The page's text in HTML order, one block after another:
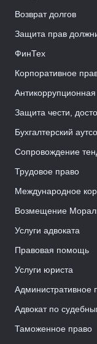
Возврат долгов
Защита прав
ФинТех
Корпоративное
Антикоррупционная
Защита чести,
Бухгалтерский
Сопровождение
Трудовое право
Международное
Возмещение
Услуги адвоката
Правовая помощь
Услуги юриста
Административное
Адвокат по
Таможенное право